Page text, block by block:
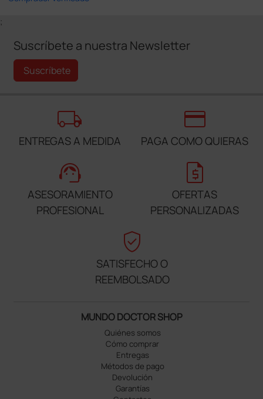
;
Suscríbete a nuestra Newsletter
Suscríbete
local_shipping
ENTREGAS A MEDIDA
credit_card
PAGA COMO QUIERAS
support_agent
ASESORAMIENTO
PROFESIONAL
request_quote
OFERTAS
PERSONALIZADAS
verified_user
SATISFECHO O
REEMBOLSADO
MUNDO DOCTOR SHOP
Quiénes somos
Cómo comprar
Entregas
Métodos de pago
Devolución
Garantías